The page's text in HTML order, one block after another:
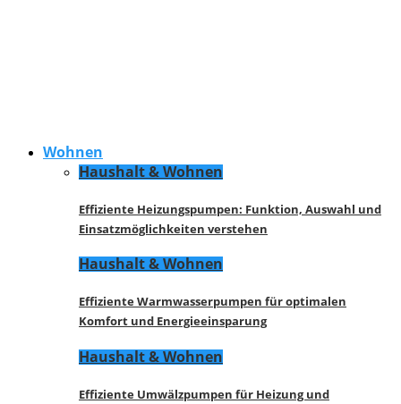
Wohnen
Haushalt & Wohnen
Effiziente Heizungspumpen: Funktion, Auswahl und
Einsatzmöglichkeiten verstehen
Haushalt & Wohnen
Effiziente Warmwasserpumpen für optimalen
Komfort und Energieeinsparung
Haushalt & Wohnen
Effiziente Umwälzpumpen für Heizung und